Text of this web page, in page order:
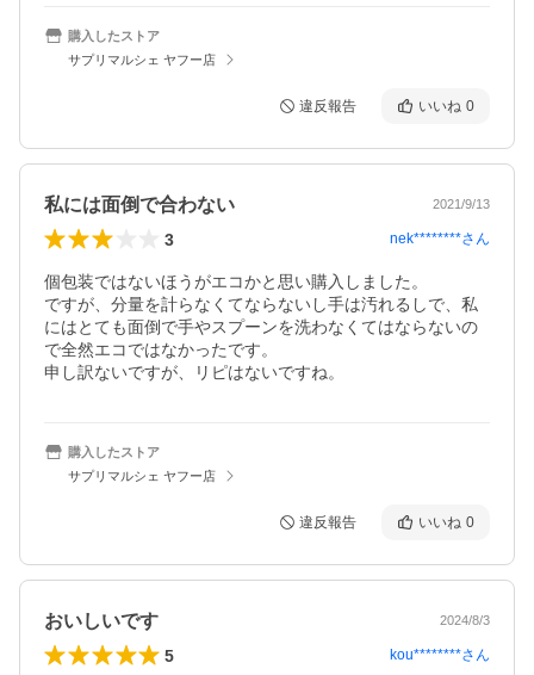
購入したストア
サプリマルシェ ヤフー店
違反報告 いいね 0
私には面倒で合わない 2021/9/13
3 nek********さん
個包装ではないほうがエコかと思い購入しました。
ですが、分量を計らなくてならないし手は汚れるしで、私
にはとても面倒で手やスプーンを洗わなくてはならないの
で全然エコではなかったです。
申し訳ないですが、リピはないですね。
購入したストア
サプリマルシェ ヤフー店
違反報告 いいね 0
おいしいです 2024/8/3
5 kou********さん